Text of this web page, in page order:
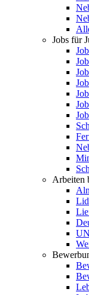
Jobs für
Arbeiten